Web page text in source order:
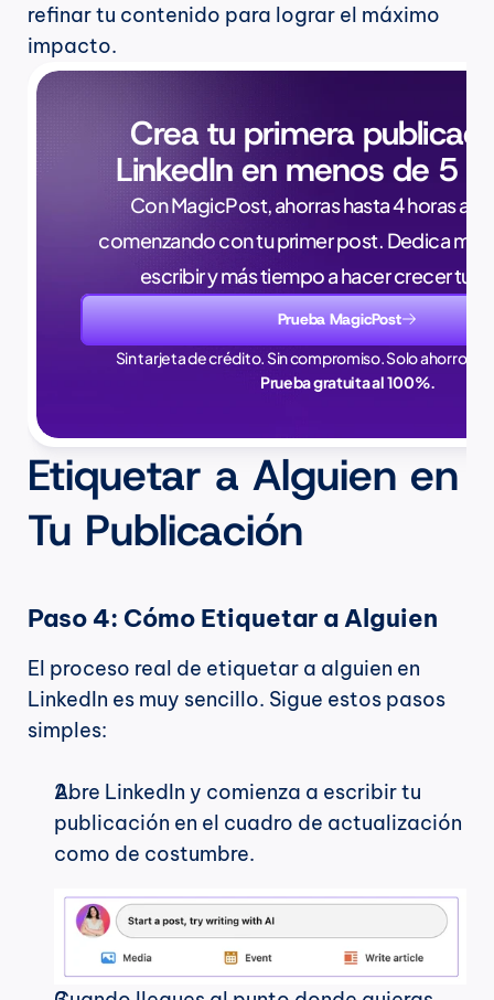
refinar tu contenido para lograr el máximo
impacto.
Crea tu primera
LinkedIn en menos de 5
Con MagicPost, ahorras hasta 4 horas a la
comenzando con tu primer post. Dedica
escribir y más tiempo a hacer crecer tu
Prueba MagicPost
Sin tarjeta de crédito. Sin compromiso. Solo ahorros
Prueba gratuita al 100%.
Etiquetar a Alguien en
Tu Publicación
Paso 4: Cómo Etiquetar a Alguien
El proceso real de etiquetar a alguien en
LinkedIn es muy sencillo. Sigue estos pasos
simples:
Abre LinkedIn y comienza a escribir tu
publicación en el cuadro de actualización
como de costumbre.